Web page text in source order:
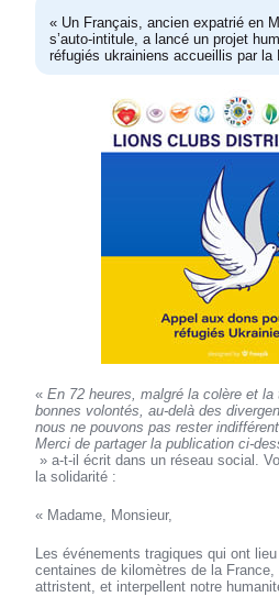
« Un Français, ancien expatrié en
s’auto-intitule, a lancé un projet
réfugiés ukrainiens accueillis par la
«En 72 heures, malgré la colère et la
bonnes volontés, au-delà des
nous ne pouvons pas rester
Merci de partager la publication ci-
» a-t-il écrit dans un réseau social.
la solidarité :
« Madame, Monsieur,
Les événements tragiques qui ont
centaines de kilomètres de la
attristent, et interpellent notre